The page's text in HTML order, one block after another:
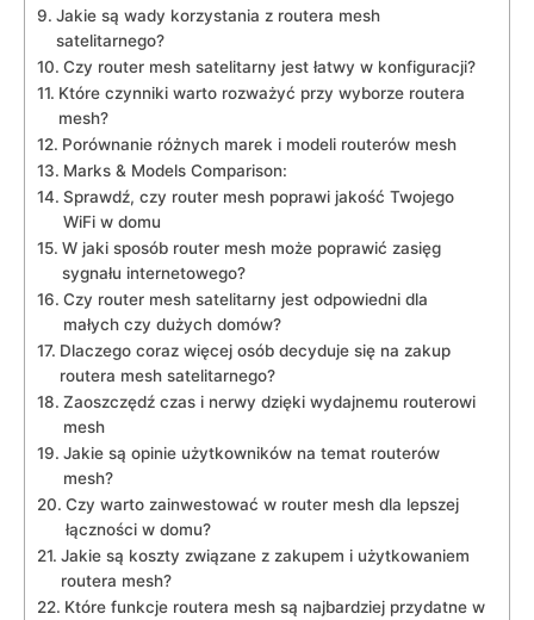
Jakie są wady korzystania z routera mesh
satelitarnego?
Czy router mesh satelitarny jest łatwy w konfiguracji?
Które czynniki warto rozważyć przy wyborze routera
mesh?
Porównanie różnych marek i modeli routerów mesh
Marks & Models Comparison:
Sprawdź, czy router mesh poprawi jakość Twojego
WiFi w domu
W jaki sposób router mesh może poprawić zasięg
sygnału internetowego?
Czy router mesh satelitarny jest odpowiedni dla
małych czy dużych domów?
Dlaczego coraz więcej osób decyduje się na zakup
routera mesh satelitarnego?
Zaoszczędź czas i nerwy dzięki wydajnemu routerowi
mesh
Jakie są opinie użytkowników na temat routerów
mesh?
Czy warto zainwestować w router mesh dla lepszej
łączności w domu?
Jakie są koszty związane z zakupem i użytkowaniem
routera mesh?
Które funkcje routera mesh są najbardziej przydatne w